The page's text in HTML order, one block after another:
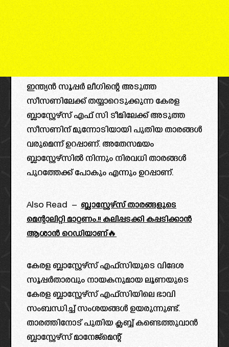
ഇന്ത്യൻ സൂപ്പർ ലീഗിന്റെ അടുത്ത
സീസണിലേക്ക് തയ്യാറെടുക്കുന്ന കേരള
ബ്ലാസ്റ്റേഴ്സ് എഫ് സി ടീമിലേക്ക് അടുത്ത
സീസണിന് മുന്നോടിയായി പുതിയ താരങ്ങൾ
വരുമെന്ന് ഉറപ്പാണ്. അതേസമയം
ബ്ലാസ്റ്റേഴ്സിൽ നിന്നും നിരവധി താരങ്ങൾ
പുറത്തേക്ക് പോകും എന്നും ഉറപ്പാണ്.
Also Read – ബ്ലാസ്റ്റേഴ്‌സ് താരങ്ങളുടെ
മെന്റാലിറ്റി മാറ്റണം.!! കലിപ്പടക്കി കപ്പടിക്കാൻ
ആശാൻ റെഡിയാണ്🔥
കേരള ബ്ലാസ്റ്റേഴ്സ് എഫ്സിയുടെ വിദേശ
സൂപ്പർതാരവും നായകനുമായ ലൂണയുടെ
കേരള ബ്ലാസ്റ്റേഴ്സ് എഫ്സിയിലെ ഭാവി
സംബന്ധിച്ച് സംശയങ്ങൾ ഉയരുന്നുണ്ട്.
താരത്തിനോട് പുതിയ ക്ലബ്ബ് കണ്ടെത്തുവാൻ
ബ്ലാസ്റ്റേഴ്സ് മാനേജ്മെന്റ്